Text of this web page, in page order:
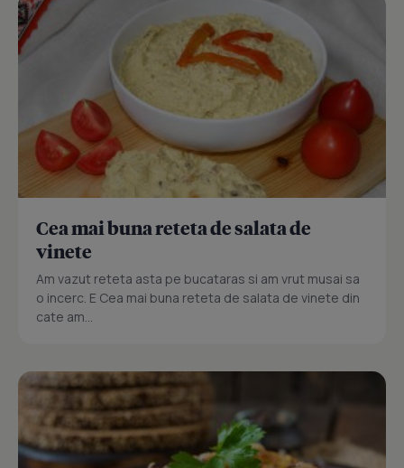
Cea mai buna reteta de salata de
vinete
Am vazut reteta asta pe bucataras si am vrut musai sa
o incerc. E Cea mai buna reteta de salata de vinete din
cate am...